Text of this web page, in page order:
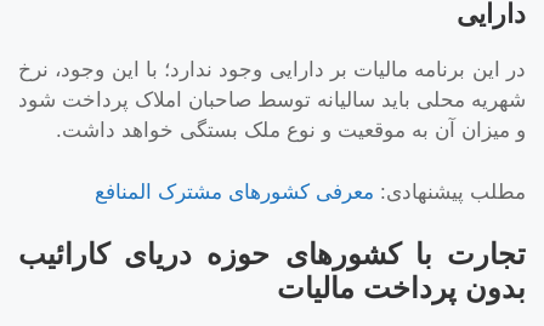
دارایی
در این برنامه مالیات بر دارایی وجود ندارد؛ با این وجود، نرخ
شهریه محلی باید سالیانه توسط صاحبان املاک پرداخت شود
و میزان آن به موقعیت و نوع ملک بستگی خواهد داشت.
مطلب پیشنهادی: معرفی کشورهای مشترک المنافع
تجارت با کشورهای حوزه دریای کارائیب
بدون پرداخت مالیات